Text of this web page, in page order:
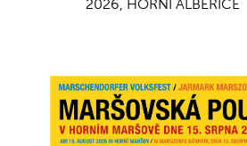
2026, HORNÍ ALBEŘICE